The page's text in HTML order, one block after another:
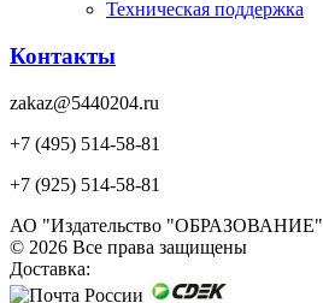
Техническая поддержка
Контакты
zakaz@5440204.ru
+7 (495) 514-58-81
+7 (925) 514-58-81
АО "Издательство "ОБРАЗОВАНИЕ"
© 2026 Все права защищены
Доставка: